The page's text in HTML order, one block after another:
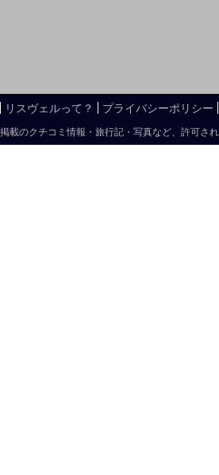
リスヴェルって？ プライバシーポリシー
掲載のクチコミ情報・旅行記・写真など、許可さ